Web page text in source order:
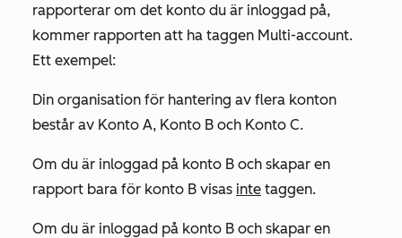
rapporterar om det konto du är inloggad på,
kommer rapporten att ha taggen Multi-account.
Ett exempel:
Din organisation för hantering av flera konton
består av Konto A, Konto B och Konto C.
Om du är inloggad på konto B och skapar en
rapport bara för konto B visas inte taggen.
Om du är inloggad på konto B och skapar en